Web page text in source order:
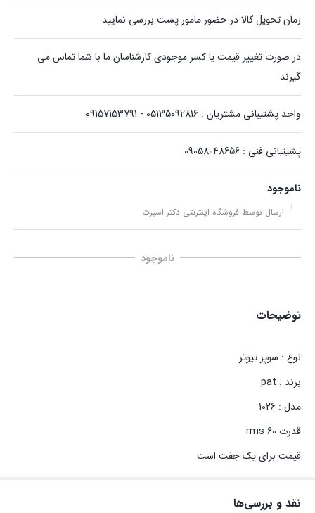
زمان تحویل کالا در حضور مامور پست بررسی نمایید
در صورت تغییر قیمت یا کسر موجودی کارشناسان ما با شما تماس می
گیرند
واحد پشتیبانی مشتریان : 05135092816 - 09157153791
پشیتبانی فنی : 09058048656
ناموجود
ارسال توسط فروشگاه اینترنتی دکتر اسپرت
ناموجود
توضیحات
نوع : سوپر تیوتر
برند : pat
مدل : 1026
قدرت 60 rms
قیمت برای یک جفت است
نقد و بررسی‌ها